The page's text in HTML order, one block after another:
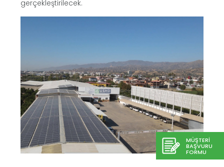
MÜŞTERİ
BAŞVURU
FORMU
gerçekleştirilecek.